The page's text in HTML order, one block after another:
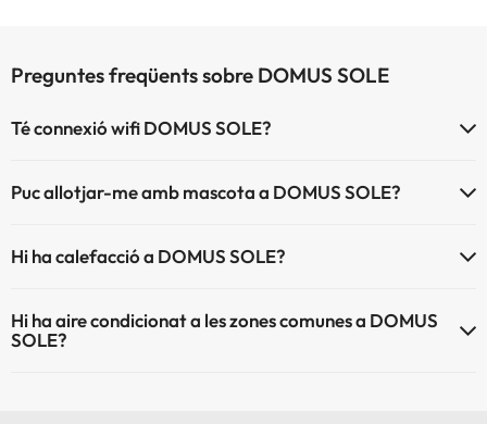
Preguntes freqüents sobre DOMUS SOLE
Té connexió wifi DOMUS SOLE?
Puc allotjar-me amb mascota a DOMUS SOLE?
Hi ha calefacció a DOMUS SOLE?
Hi ha aire condicionat a les zones comunes a DOMUS
SOLE?